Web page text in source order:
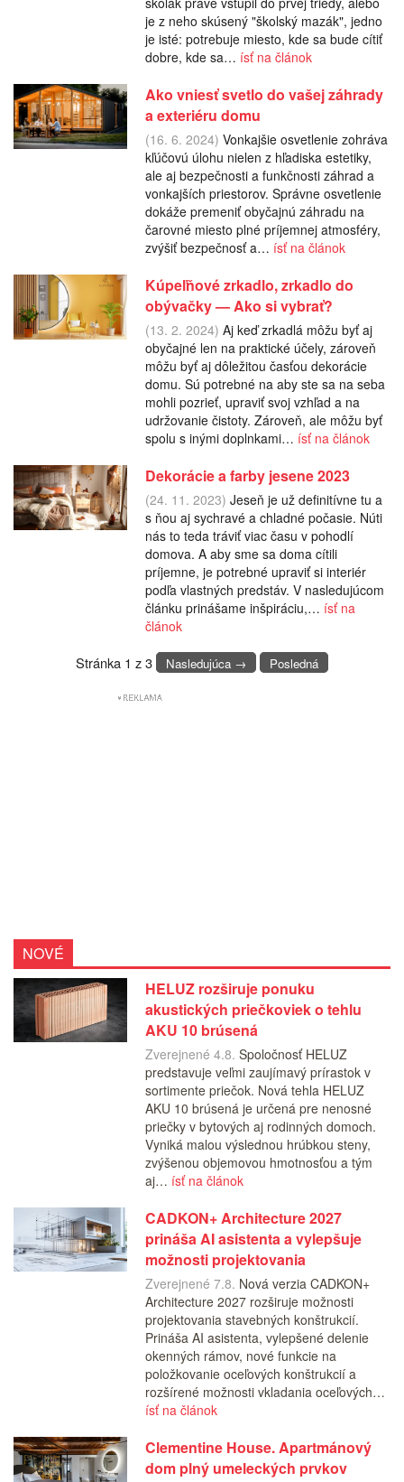
je z neho skúsený "školský mazák", jedno
je isté: potrebuje miesto, kde sa bude cítiť
dobre, kde sa… ísť na článok
Ako vniesť svetlo do vašej záhrady
a exteriéru domu
(16. 6. 2024) Vonkajšie osvetlenie zohráva
kľúčovú úlohu nielen z hľadiska estetiky,
ale aj bezpečnosti a funkčnosti záhrad a
vonkajších priestorov. Správne osvetlenie
dokáže premeniť obyčajnú záhradu na
čarovné miesto plné príjemnej atmosféry,
zvýšiť bezpečnosť a… ísť na článok
Kúpeľňové zrkadlo, zrkadlo do
obývačky — Ako si vybrať?
(13. 2. 2024) Aj keď zrkadlá môžu byť aj
obyčajné len na praktické účely, zároveň
môžu byť aj dôležitou časťou dekorácie
domu. Sú potrebné na aby ste sa na seba
mohli pozrieť, upraviť svoj vzhľad a na
udržovanie čistoty. Zároveň, ale môžu byť
spolu s inými doplnkami… ísť na článok
Dekorácie a farby jesene 2023
(24. 11. 2023) Jeseň je už definitívne tu a
s ňou aj sychravé a chladné počasie. Núti
nás to teda tráviť viac času v pohodlí
domova. A aby sme sa doma cítili
príjemne, je potrebné upraviť si interiér
podľa vlastných predstáv. V nasledujúcom
článku prinášame inšpiráciu,… ísť na
článok
Stránka 1 z 3 Nasledujúca → Posledná
NOVÉ
HELUZ rozširuje ponuku
akustických priečkoviek o tehlu
AKU 10 brúsená
Zverejnené 4.8. Spoločnosť HELUZ
predstavuje veľmi zaujímavý prírastok v
sortimente priečok. Nová tehla HELUZ
AKU 10 brúsená je určená pre nenosné
priečky v bytových aj rodinných domoch.
Vyniká malou výslednou hrúbkou steny,
zvýšenou objemovou hmotnosťou a tým
aj… ísť na článok
CADKON+ Architecture 2027
prináša AI asistenta a vylepšuje
možnosti projektovania
Zverejnené 7.8. Nová verzia CADKON+
Architecture 2027 rozširuje možnosti
projektovania stavebných konštrukcií.
Prináša AI asistenta, vylepšené delenie
okenných rámov, nové funkcie na
položkovanie oceľových konštrukcií a
rozšírené možnosti vkladania oceľových…
ísť na článok
Clementine House. Apartmánový
dom plný umeleckých prvkov